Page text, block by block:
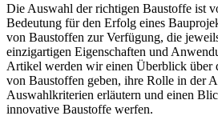
Die Auswahl der richtigen Baustoffe ist
Bedeutung für den Erfolg eines
von Baustoffen zur Verfügung, die
einzigartigen Eigenschaften und
Artikel werden wir einen Überblick über
von Baustoffen geben, ihre Rolle in der
Auswahlkriterien erläutern und einen
innovative Baustoffe werfen.